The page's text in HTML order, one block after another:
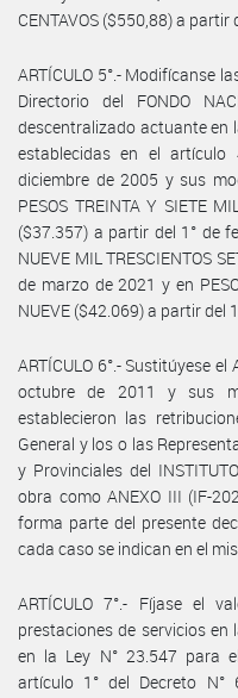
CENTAVOS ($550,88) a partir
ARTÍCULO 5°.- Modifícanse
Directorio del FONDO
descentralizado actuante en
establecidas en el
diciembre de 2005 y sus
PESOS TREINTA Y SIETE
($37.357) a partir del 1° de
NUEVE MIL TRESCIENTOS
de marzo de 2021 y en
NUEVE ($42.069) a partir del
ARTÍCULO 6°.- Sustitúyese
octubre de 2011 y sus
establecieron las
General y los o las
y Provinciales del
obra como ANEXO III (IF-
forma parte del presente
cada caso se indican en el
ARTÍCULO 7°.- Fíjase el
prestaciones de servicios
en la Ley N° 23.547 para
artículo 1° del Decreto